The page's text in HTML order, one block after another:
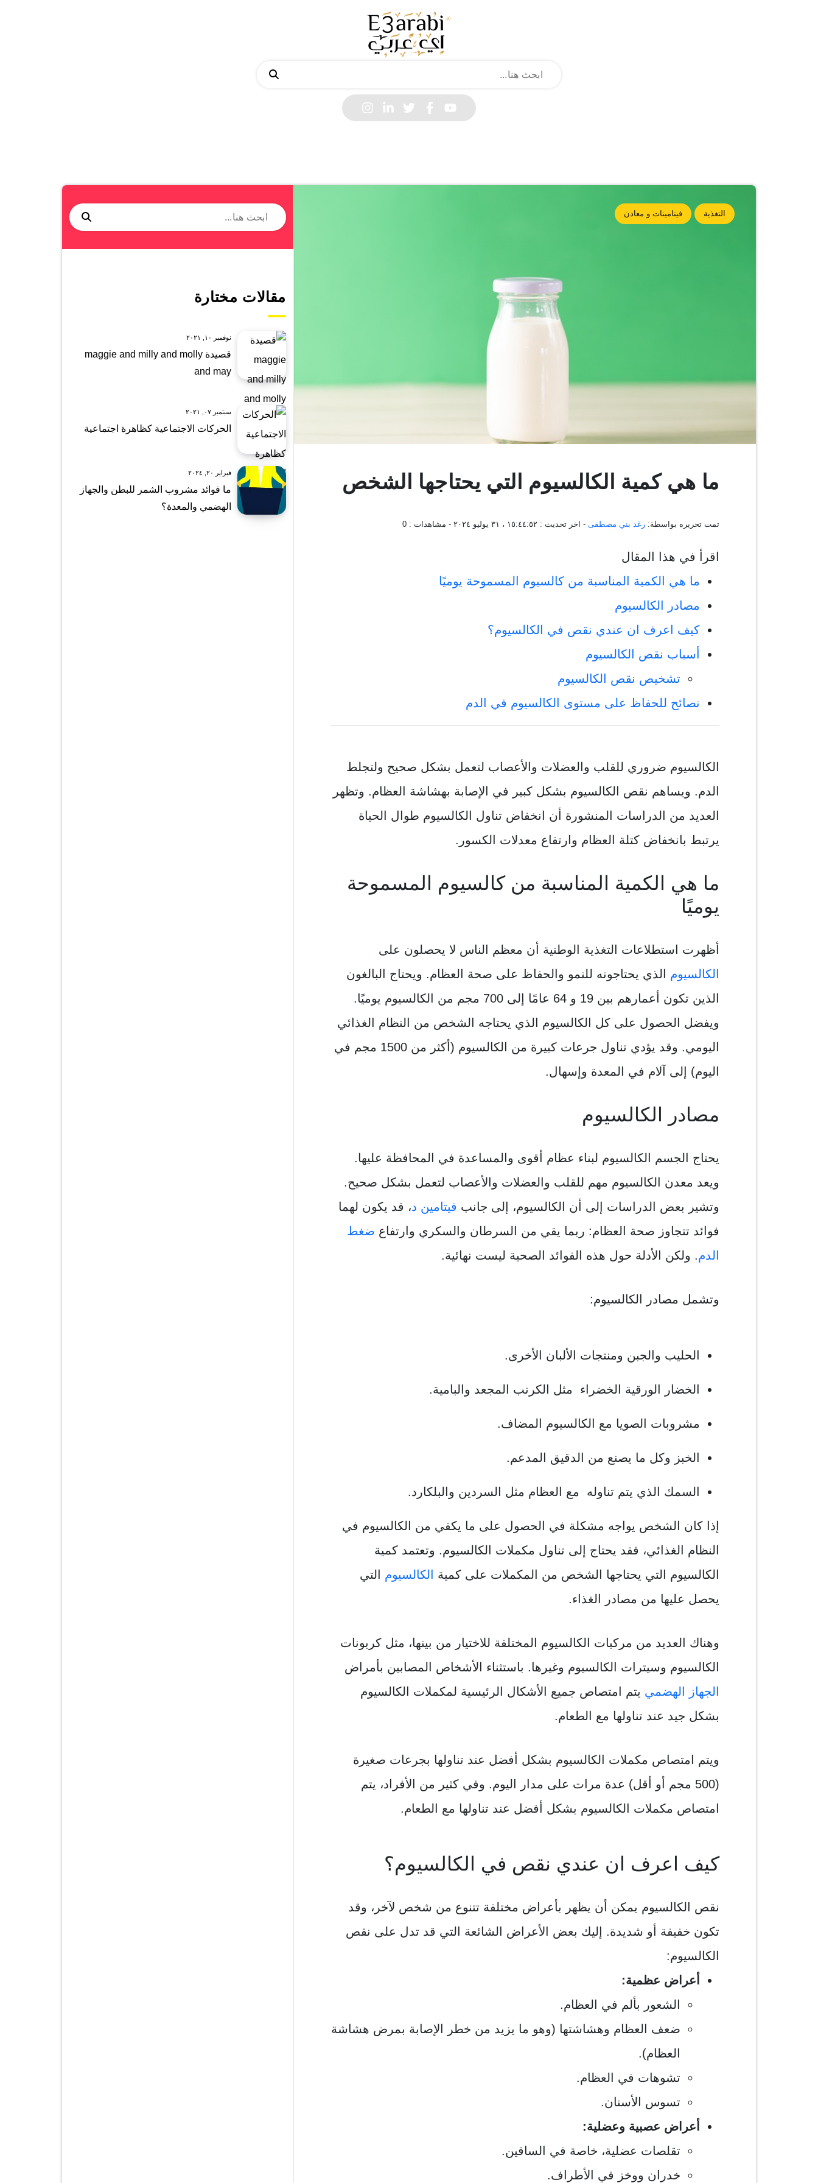
التغذية فيتامينات و معادن
ما هي كمية الكالسيوم التي يحتاجها الشخص
تمت تحريره بواسطة: رغد بني مصطفى - اخر تحديث : ١٥:٤٤:٥٢ ، ٣١ يوليو ٢٠٢٤ - مشاهدات : 0
اقرأ في هذا المقال
ما هي الكمية المناسبة من كالسيوم المسموحة يوميًا
مصادر الكالسيوم
كيف اعرف ان عندي نقص في الكالسيوم؟
أسباب نقص الكالسيوم
تشخيص نقص الكالسيوم
نصائح للحفاظ على مستوى الكالسيوم في الدم
الكالسيوم ضروري للقلب والعضلات والأعصاب لتعمل بشكل صحيح ولتجلط
الدم. ويساهم نقص الكالسيوم بشكل كبير في الإصابة بهشاشة العظام. وتظهر
العديد من الدراسات المنشورة أن انخفاض تناول الكالسيوم طوال الحياة
يرتبط بانخفاض كتلة العظام وارتفاع معدلات الكسور.
ما هي الكمية المناسبة من كالسيوم المسموحة
يوميًا
أظهرت استطلاعات التغذية الوطنية أن معظم الناس لا يحصلون على
الكالسيوم الذي يحتاجونه للنمو والحفاظ على صحة العظام. ويحتاج البالغون
الذين تكون أعمارهم بين 19 و 64 عامًا إلى 700 مجم من الكالسيوم يوميًا.
ويفضل الحصول على كل الكالسيوم الذي يحتاجه الشخص من النظام الغذائي
اليومي. وقد يؤدي تناول جرعات كبيرة من الكالسيوم (أكثر من 1500 مجم في
اليوم) إلى آلام في المعدة وإسهال.
مصادر الكالسيوم
يحتاج الجسم الكالسيوم لبناء عظام أقوى والمساعدة في المحافظة عليها.
ويعد معدن الكالسيوم مهم للقلب والعضلات والأعصاب لتعمل بشكل صحيح.
وتشير بعض الدراسات إلى أن الكالسيوم، إلى جانب فيتامين د، قد يكون لهما
فوائد تتجاوز صحة العظام: ربما يقي من السرطان والسكري وارتفاع ضغط
الدم. ولكن الأدلة حول هذه الفوائد الصحية ليست نهائية.
وتشمل مصادر الكالسيوم:
الحليب والجبن ومنتجات الألبان الأخرى.
الخضار الورقية الخضراء مثل الكرنب المجعد والبامية.
مشروبات الصويا مع الكالسيوم المضاف.
الخبز وكل ما يصنع من الدقيق المدعم.
السمك الذي يتم تناوله مع العظام مثل السردين والبلكارد.
إذا كان الشخص يواجه مشكلة في الحصول على ما يكفي من الكالسيوم في
النظام الغذائي، فقد يحتاج إلى تناول مكملات الكالسيوم. وتعتمد كمية
الكالسيوم التي يحتاجها الشخص من المكملات على كمية
الكالسيوم التي
يحصل عليها من مصادر الغذاء.
وهناك العديد من مركبات الكالسيوم المختلفة للاختيار من بينها، مثل كربونات
الكالسيوم وسيترات الكالسيوم وغيرها. باستثناء الأشخاص المصابين بأمراض
الجهاز الهضمي يتم امتصاص جميع الأشكال الرئيسية لمكملات الكالسيوم
بشكل جيد عند تناولها مع الطعام.
ويتم امتصاص مكملات الكالسيوم بشكل أفضل عند تناولها بجرعات صغيرة
(500 مجم أو أقل) عدة مرات على مدار اليوم. وفي كثير من الأفراد، يتم
امتصاص مكملات الكالسيوم بشكل أفضل عند تناولها مع الطعام.
كيف اعرف ان عندي نقص في الكالسيوم؟
نقص الكالسيوم يمكن أن يظهر بأعراض مختلفة تتنوع من شخص لآخر، وقد
تكون خفيفة أو شديدة. إليك بعض الأعراض الشائعة التي قد تدل على نقص
الكالسيوم:
أعراض عظمية:
الشعور بألم في العظام.
ضعف العظام وهشاشتها (وهو ما يزيد من خطر الإصابة بمرض هشاشة
العظام).
تشوهات في العظام.
تسوس الأسنان.
أعراض عصبية وعضلية:
تقلصات عضلية، خاصة في الساقين.
خدران ووخز في الأطراف.
مقالات مختارة
نوفمبر ١٠, ٢٠٢١
قصيدة maggie and milly and molly
and may
سبتمبر ٠٧, ٢٠٢١
الحركات الاجتماعية كظاهرة اجتماعية
فبراير ٢٠, ٢٠٢٤
ما فوائد مشروب الشمر للبطن والجهاز
الهضمي والمعدة؟